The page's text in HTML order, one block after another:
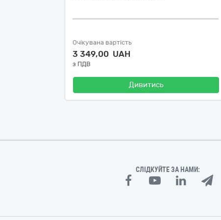
Очікувана вартість
3 349,00 UAH
з ПДВ
Дивитись
СЛІДКУЙТЕ ЗА НАМИ: